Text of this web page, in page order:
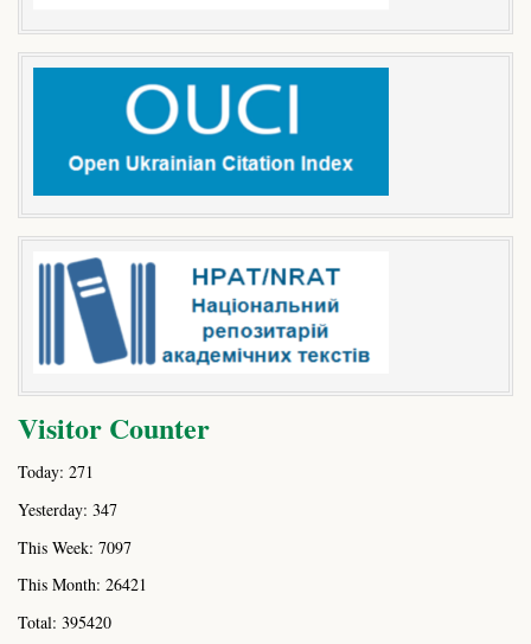
Visitor Counter
Today: 271
Yesterday: 347
This Week: 7097
This Month: 26421
Total: 395420